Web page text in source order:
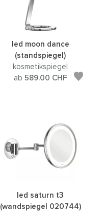
led moon dance
(standspiegel)
kosmetikspiegel
ab 589.00 CHF
led saturn t3
(wandspiegel 020744)